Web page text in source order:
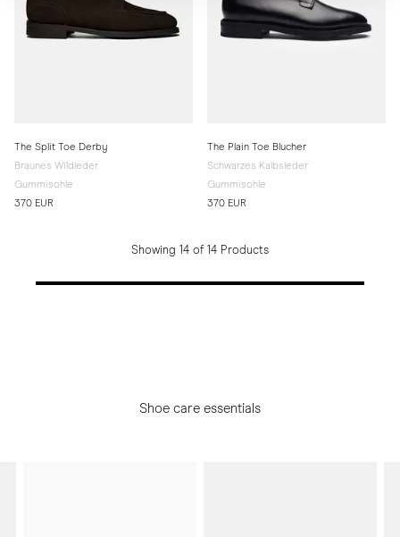
The Split Toe Derby
Braunes Wildleder
Gummisohle
370 EUR
The Plain Toe Blucher
Schwarzes Kalbsleder
Gummisohle
370 EUR
Showing 14 of 14 Products
Shoe care essentials